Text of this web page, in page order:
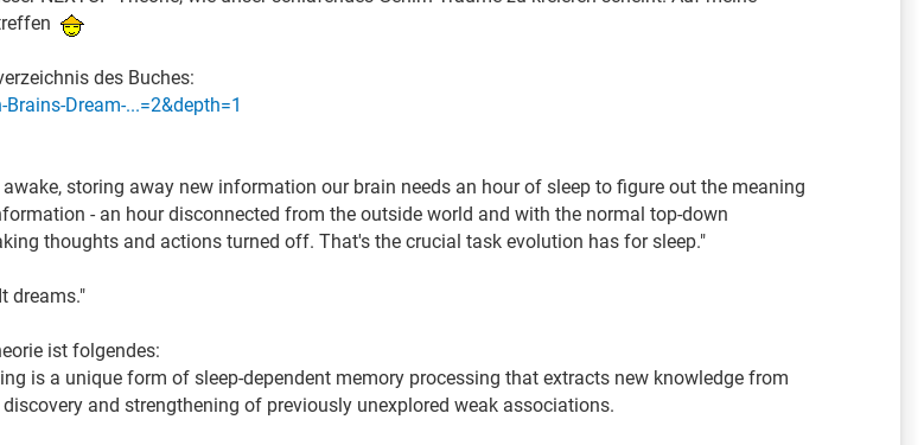
des Buches:
Dream-...=2&depth=1
storing away new information our brain needs an hour of sleep to figure out the meaning
- an hour disconnected from the outside world and with the normal top-down
thoughts and actions turned off. That's the crucial task evolution has for sleep."
dreams."
ist folgendes:
is a unique form of sleep-dependent memory processing that extracts new knowledge from
and strengthening of previously unexplored weak associations.